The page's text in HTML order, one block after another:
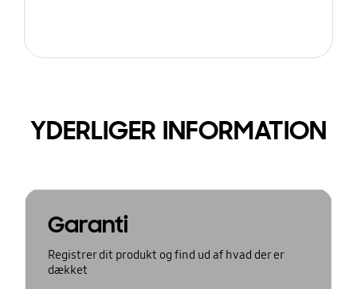
YDERLIGER INFORMATION
Garanti
Registrer dit produkt og find ud af hvad der er
dækket